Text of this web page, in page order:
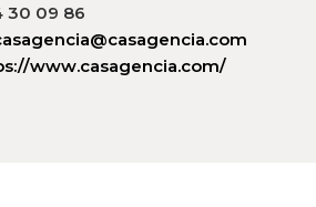
30 09 86
www.casagencia.com/